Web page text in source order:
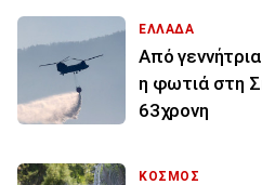
ΕΛΛΑΔΑ
Από
η φωτιά στη
63χρονη
ΚΟΣΜΟΣ